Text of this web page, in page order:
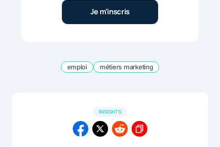
emploi métiers marketing
INSIGHTS